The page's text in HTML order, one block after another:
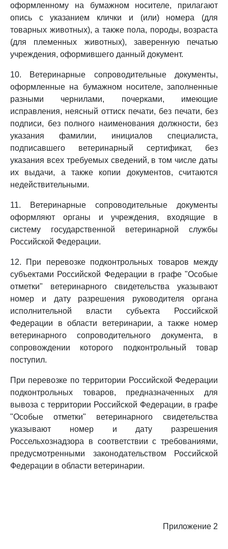
оформленному на бумажном носителе, прилагают
опись с указанием клички и (или) номера (для
товарных животных), а также пола, породы, возраста
(для племенных животных), заверенную печатью
учреждения, оформившего данный документ.
10. Ветеринарные сопроводительные документы,
оформленные на бумажном носителе, заполненные
разными чернилами, почерками, имеющие
исправления, неясный оттиск печати, без печати, без
подписи, без полного наименования должности, без
указания фамилии, инициалов специалиста,
подписавшего ветеринарный сертификат, без
указания всех требуемых сведений, в том числе даты
их выдачи, а также копии документов, считаются
недействительными.
11. Ветеринарные сопроводительные документы
оформляют органы и учреждения, входящие в
систему государственной ветеринарной службы
Российской Федерации.
12. При перевозке подконтрольных товаров между
субъектами Российской Федерации в графе "Особые
отметки" ветеринарного свидетельства указывают
номер и дату разрешения руководителя органа
исполнительной власти субъекта Российской
Федерации в области ветеринарии, а также номер
ветеринарного сопроводительного документа, в
сопровождении которого подконтрольный товар
поступил.
При перевозке по территории Российской Федерации
подконтрольных товаров, предназначенных для
вывоза с территории Российской Федерации, в графе
"Особые отметки" ветеринарного свидетельства
указывают номер и дату разрешения
Россельхознадзора в соответствии с требованиями,
предусмотренными законодательством Российской
Федерации в области ветеринарии.
Приложение 2